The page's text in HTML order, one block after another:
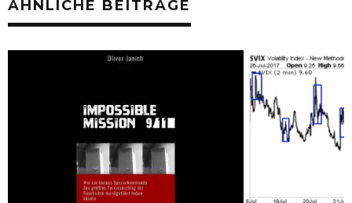
ÄHNLICHE BEITRÄGE